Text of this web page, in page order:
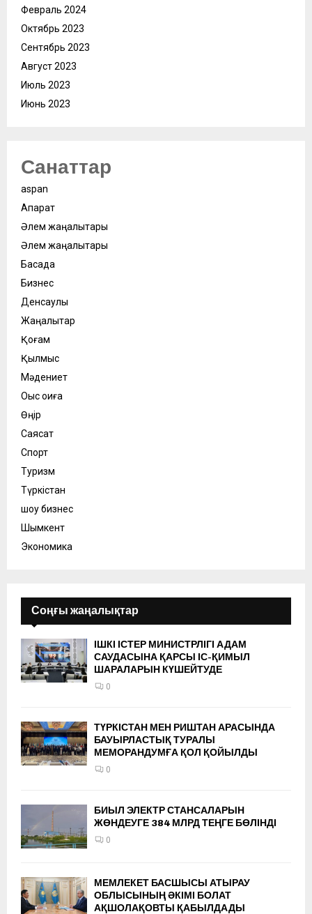
Февраль 2024
Октябрь 2023
Сентябрь 2023
Август 2023
Июль 2023
Июнь 2023
Санаттар
aspan
Ақпарат
Әлем жаңалықтары
Әлем жаңалықтары
Басқада
Бизнес
Денсаулық
Жаңалықтар
Қоғам
Қылмыс
Мәдениет
Оқыс оқиға
Өңір
Саясат
Спорт
Туризм
Түркістан
шоу бизнес
Шымкент
Экономика
Соңғы жаңалықтар
ІШКІ ІСТЕР МИНИСТРЛІГІ АДАМ
САУДАСЫНА ҚАРСЫ ІС-ҚИМЫЛ
ШАРАЛАРЫН КҮШЕЙТУДЕ
0
ТҮРКІСТАН МЕН РИШТАН АРАСЫНДА
БАУЫРЛАСТЫҚ ТУРАЛЫ
МЕМОРАНДУМҒА ҚОЛ ҚОЙЫЛДЫ
0
БИЫЛ ЭЛЕКТР СТАНСАЛАРЫН
ЖӨНДЕУГЕ 384 МЛРД ТЕҢГЕ БӨЛІНДІ
0
МЕМЛЕКЕТ БАСШЫСЫ АТЫРАУ
ОБЛЫСЫНЫҢ ӘКІМІ БОЛАТ
АҚШОЛАҚОВТЫ ҚАБЫЛДАДЫ